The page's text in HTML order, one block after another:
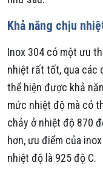
Khả năng chịu
Inox 304 có một ưu
nhiệt rất tốt, qua các
thể hiện được khả
mức nhiệt độ mà có
chảy ở nhiệt độ 870
hơn, ưu điểm của
nhiệt độ là 925 độ C.